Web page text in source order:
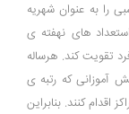
را به عنوان شهریه
های نهفته ی
تقویت کند. هرساله
آموزانی که رتبه ی
اقدام کنند. بنابراین